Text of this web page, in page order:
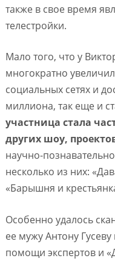
также в свое время
телестройки.
Мало того, что у
многократно
социальных сетях и
миллиона, так еще и
участница стала
других шоу,
научно-
несколько из них:
«Барышня и
Особенно удалось
ее мужу Антону
помощи экспертов и